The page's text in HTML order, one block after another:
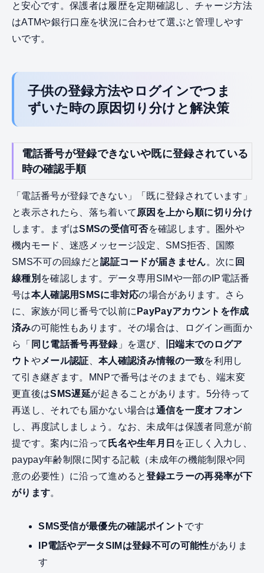
と安心です。保護者は履歴を定期確認し、チャージ方法
はATMや銀行口座を状況に合わせて選ぶと管理しやす
いです。
子供の登録方法やログインでつま
ずいた時の原因切り分けと解決策
電話番号が登録できないや既に登録されている
時の確認手順
「電話番号が登録できない」「既に登録されています」
と表示されたら、落ち着いて 原因を上から順に切り分け
します。まずはSMSの受信可否を確認します。圏外や
機内モード、迷惑メッセージ設定、SMS拒否、国際
SMS不可の回線だと認証コードが届きません。次に 回
線種別 を確認します。データ専用SIMや一部のIP電話番
号は本人確認用SMSに非対応の場合があります。さら
に、家族が同じ番号で以前に PayPayアカウントを作成
済みの可能性もあります。その場合は、ログイン画面か
ら「 同じ電話番号再登録」を選び、
旧端末でのログア
ウト やメール認証 本人確認済み情報の一致を利用し
て引き継ぎます。MNPで番号はそのままでも、端末変
更直後はSMS遅延が起きることがあります。5分待って
再送し、それでも届かない場合は通信を一度オフオン
し、再度試しましょう。なお、未成年は保護者同意が前
提です。案内に沿って 氏名や生年月日 を正しく入力し、
paypay年齢制限に関する記載（未成年の機能制限や同
意の必要性）に沿って進めると登録エラーの再発率が下
がります。
SMS受信が最優先の確認ポイント です
IP電話やデータSIMは登録不可の可能性がありま
す